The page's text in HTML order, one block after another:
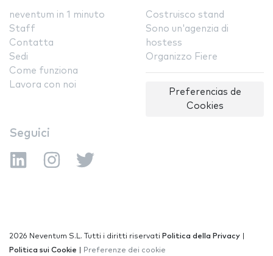
neventum in 1 minuto
Staff
Contatta
Sedi
Come funziona
Lavora con noi
Costruisco stand
Sono un'agenzia di
hostess
Organizzo Fiere
Preferencias de
Cookies
Seguici
2026 Neventum S.L. Tutti i diritti riservati Politica della Privacy
Politica sui Cookie
Preferenze dei cookie